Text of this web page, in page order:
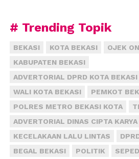
# Trending Topik
BEKASI KOTA BEKASI OJEK
KABUPATEN BEKASI
ADVERTORIAL DPRD KOTA BEKASI
WALI KOTA BEKASI
PEMKOT
POLRES METRO BEKASI KOTA
ADVERTORIAL DINAS CIPTA KARYA
KECELAKAAN LALU LINTAS
BEGAL BEKASI
POLITIK